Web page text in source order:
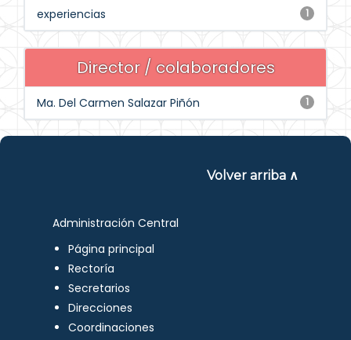
1
experiencias
Director / colaboradores
1
Ma. Del Carmen Salazar Piñón
Volver arriba ∧
Administración Central
Página principal
Rectoría
Secretarios
Direcciones
Coordinaciones